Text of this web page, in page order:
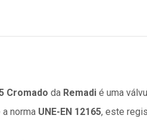
Cromado da Remadi é uma
norma UNE-EN 12165, este